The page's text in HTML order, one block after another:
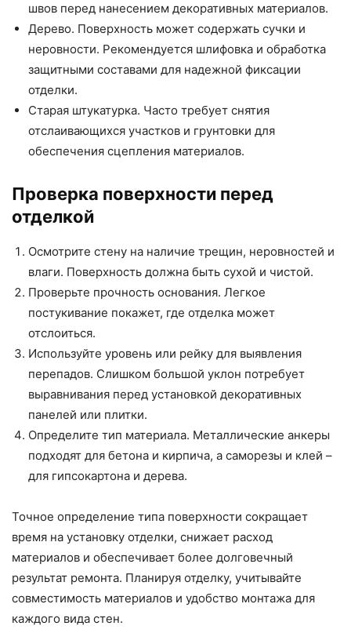
швов перед нанесением декоративных материалов.
Дерево. Поверхность может содержать сучки и
неровности. Рекомендуется шлифовка и обработка
защитными составами для надежной фиксации
отделки.
Старая штукатурка. Часто требует снятия
отслаивающихся участков и грунтовки для
обеспечения сцепления материалов.
Проверка поверхности перед
отделкой
Осмотрите стену на наличие трещин, неровностей и
влаги. Поверхность должна быть сухой и чистой.
Проверьте прочность основания. Легкое
постукивание покажет, где отделка может
отслоиться.
Используйте уровень или рейку для выявления
перепадов. Слишком большой уклон потребует
выравнивания перед установкой декоративных
панелей или плитки.
Определите тип материала. Металлические анкеры
подходят для бетона и кирпича, а саморезы и клей –
для гипсокартона и дерева.
Точное определение типа поверхности сокращает
время на установку отделки, снижает расход
материалов и обеспечивает более долговечный
результат ремонта. Планируя отделку, учитывайте
совместимость материалов и удобство монтажа для
каждого вида стен.